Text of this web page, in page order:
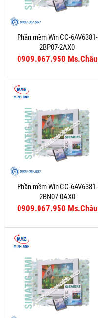
Phần mềm Win CC-6AV6381-
2BP07-2AX0
0909.067.950 Ms.Châu
Phần mềm Win CC-6AV6381-
2BN07-0AX0
0909.067.950 Ms.Châu